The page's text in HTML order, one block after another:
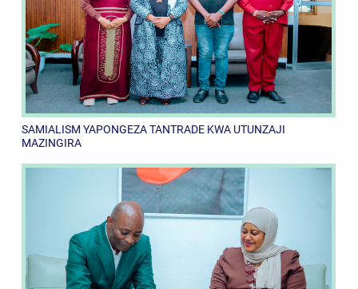
SAMIALISM YAPONGEZA TANTRADE KWA UTUNZAJI
MAZINGIRA